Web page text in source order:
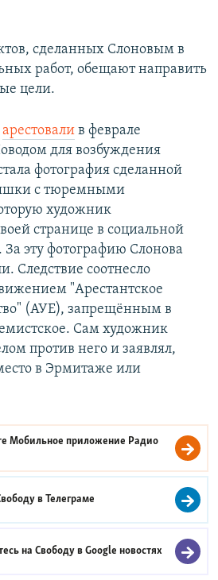
сделанных Слоновым в
работ, обещают направить
цели.
арестовалив феврале
для возбуждения
фотография сделанной
с тюремными
художник
странице в социальной
За эту фотографию Слонова
Следствие соотнесло
"Арестантское
(АУЕ), запрещённым в
Сам художник
против него и заявлял,
в Эрмитаже или
Мобильное приложение Радио
вТелеграме
на Свободу вGoogle новостях